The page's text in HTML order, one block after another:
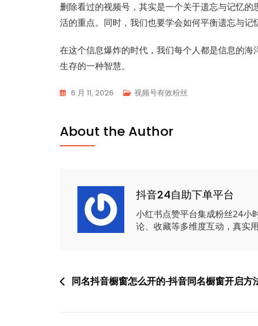
删除看过的视频号，其实是一个关于遗忘与记忆
活的重点。同时，我们也要学会如何平衡遗忘与记
在这个信息爆炸的时代，我们每个人都是信息的
生存的一种智慧。
6 月 11, 2026 视频号有效粉丝
About the Author
抖音24自助下单平台
小红书点赞平台集成粉丝24小
论、收藏等多维度互动，真实
文同名抖音橱窗怎么开的-抖音同名橱窗开启方